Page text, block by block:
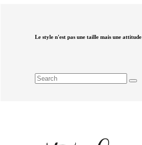
Le style n'est pas une taille mais une attitude